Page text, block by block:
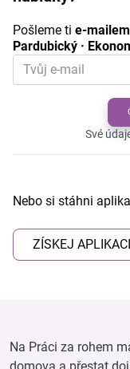
Pošleme ti e-mailem
Pardubický ·
Své
Nebo si stáhni
ZÍSKEJ APLIKACI
Na Práci za rohem
domova a přestat